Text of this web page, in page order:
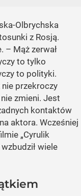
Olbrychska
z Rosją.
– Mąż zerwał
to tylko
to polityki.
nie przekroczy
zmieni. Jest
kontaktów
aktora. Wcześniej
„Cyrulik
wiele